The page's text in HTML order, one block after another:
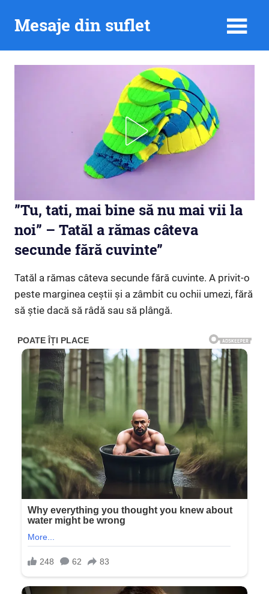
Mesaje din suflet
”Tu, tati, mai bine să nu mai vii la
noi” – Tatăl a rămas câteva
secunde fără cuvinte”
Tatăl a rămas câteva secunde fără cuvinte. A privit-o
peste marginea ceștii și a zâmbit cu ochii umezi, fără
să știe dacă să râdă sau să plângă.